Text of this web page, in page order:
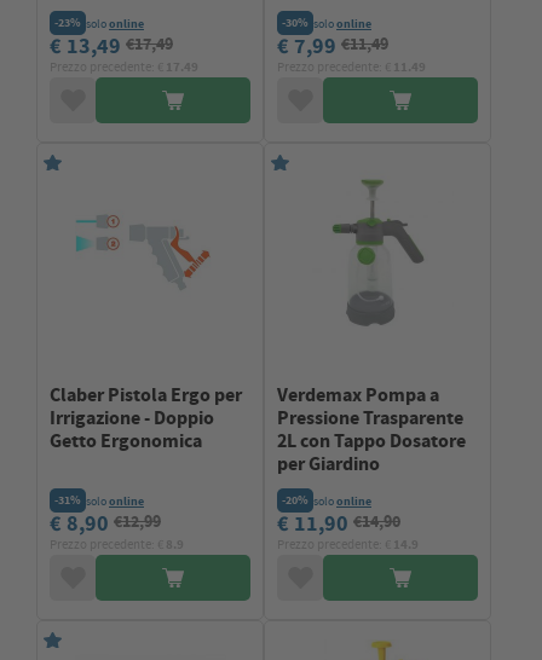
-23% soloonline
€ 13,49 €17,49
-30% soloonline
€ 7,99 €11,49
Claber Pistola Ergo per
Irrigazione - Doppio
Getto Ergonomica
-31% soloonline
€ 8,90 €12,99
Verdemax Pompa a
Pressione Trasparente
2L con Tappo Dosatore
per Giardino
-20% soloonline
€ 11,90 €14,90